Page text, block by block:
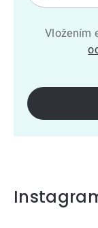
Vložením